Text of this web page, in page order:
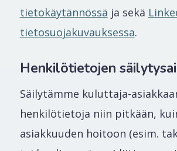
tietokäytännössä ja sekä
tietosuojakuvauksessa.
Henkilötietojen
Säilytämme kuluttaja-
henkilötietoja niin pitkään,
asiakkuuden hoitoon (esim.